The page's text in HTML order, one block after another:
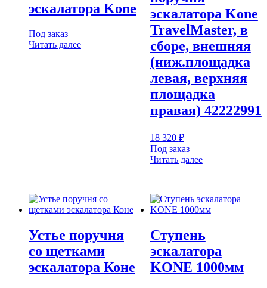
эскалатора Kone
Под заказ
Читать далее
эскалатора Kone
TravelMaster, в
сборе, внешняя
(ниж.площадка
левая, верхняя
площадка
правая) 42222991
18 320 ₽
Под заказ
Читать далее
Устье поручня
со щетками
эскалатора Коне
Ступень
эскалатора
KONE 1000мм